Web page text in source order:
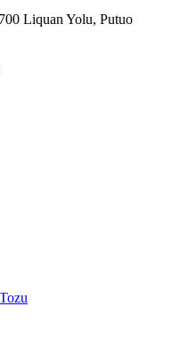
Liquan Yolu, Putuo